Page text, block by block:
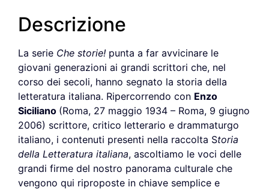
Descrizione
La serie Che storie! punta a far avvicinare le
giovani generazioni ai grandi scrittori che, nel
corso dei secoli, hanno segnato la storia della
letteratura italiana. Ripercorrendo con Enzo
Siciliano (Roma, 27 maggio 1934 – Roma, 9 giugno
2006) scrittore, critico letterario e drammaturgo
italiano, i contenuti presenti nella raccolta Storia
della Letteratura italiana, ascoltiamo le voci delle
grandi firme del nostro panorama culturale che
vengono qui riproposte in chiave semplice e